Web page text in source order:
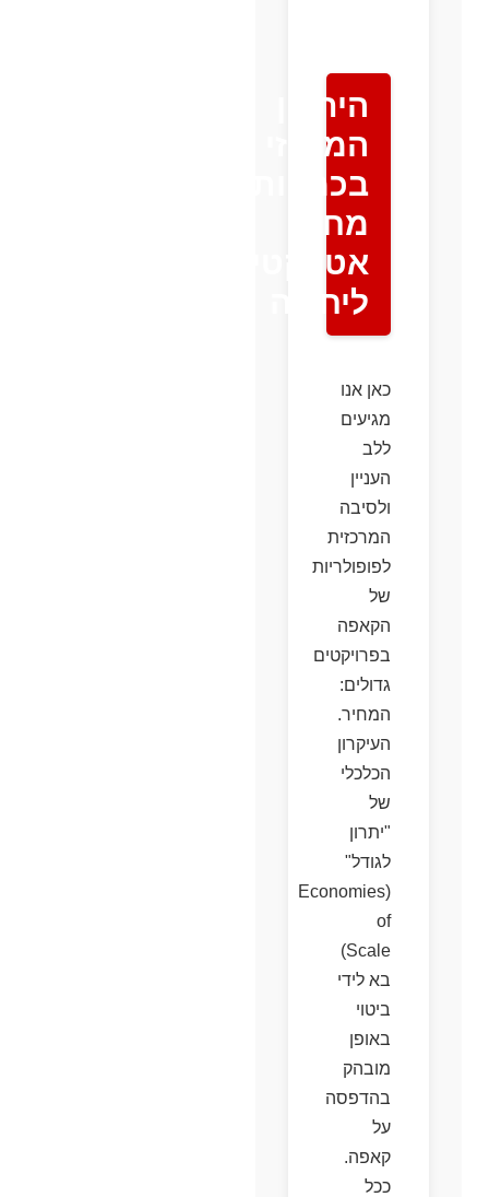
היתרון
המרכזי
בכמויות:
מחיר
אטרקטיבי
ליחידה
כאן אנו
מגיעים
ללב
העניין
ולסיבה
המרכזית
לפופולריות
של
הקאפה
בפרויקטים
גדולים:
המחיר.
העיקרון
הכלכלי
של
"יתרון
לגודל"
(Economies
of
Scale)
בא לידי
ביטוי
באופן
מובהק
בהדפסה
על
קאפה.
ככל